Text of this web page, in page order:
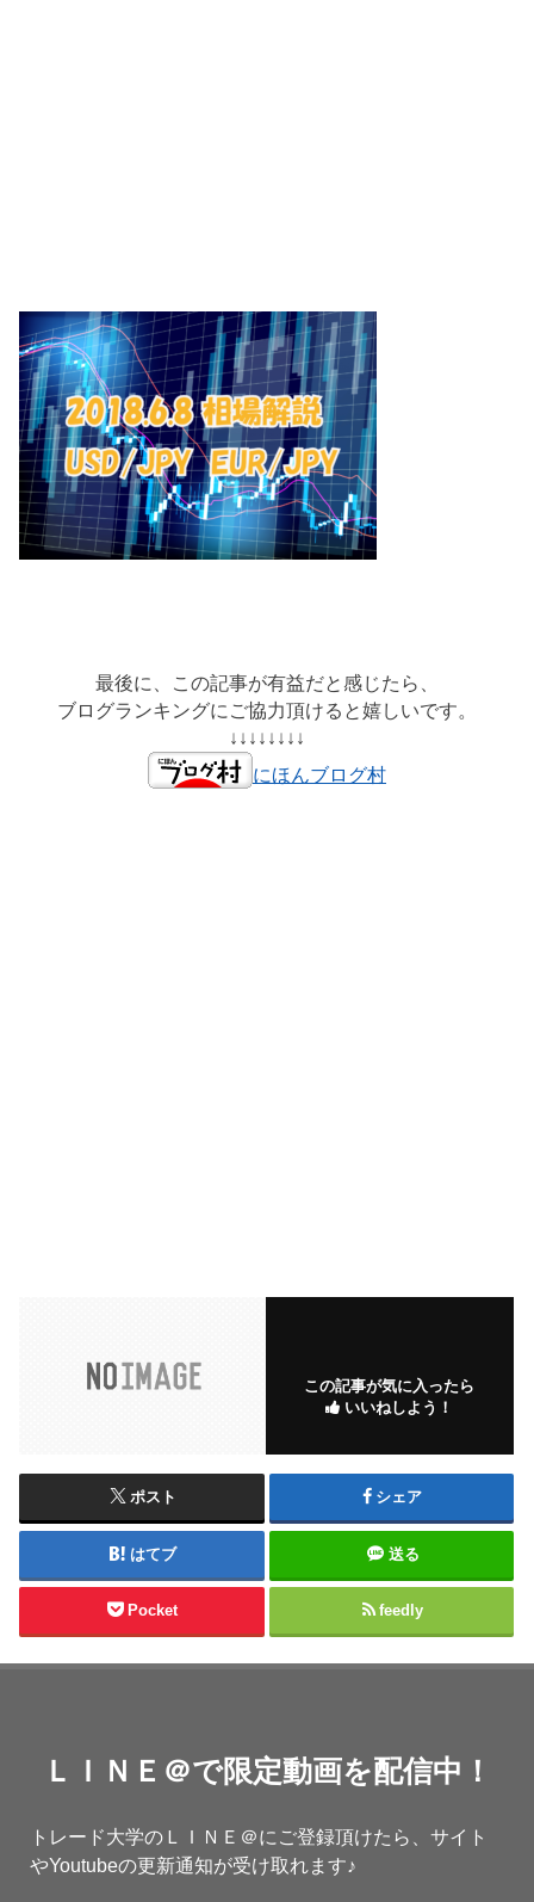
最後に、この記事が有益だと感じたら、
ブログランキングにご協力頂けると嬉しいです。
↓↓↓↓↓↓↓↓
にほんブログ村
この記事が気に入ったら
いいねしよう！
ポスト シェア
はてブ 送る
Pocket feedly
ＬＩＮＥ＠で限定動画を配信中！
トレード大学のＬＩＮＥ＠にご登録頂けたら、サイト
やYoutubeの更新通知が受け取れます♪